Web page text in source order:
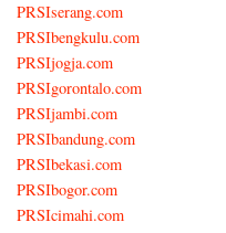
PRSIserang.com
PRSIbengkulu.com
PRSIjogja.com
PRSIgorontalo.com
PRSIjambi.com
PRSIbandung.com
PRSIbekasi.com
PRSIbogor.com
PRSIcimahi.com